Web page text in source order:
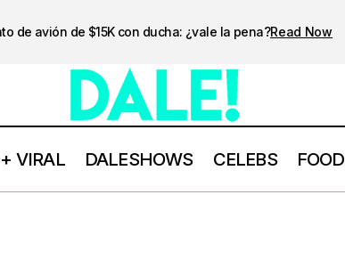
de avión de $15K con ducha: ¿vale la pena?Read Now
VIRAL DALESHOWS CELEBS FOOD